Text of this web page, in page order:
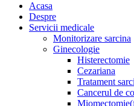
Acasa
Despre
Servicii medicale
Monitorizare sarcina
Ginecologie
Histerectomie
Cezariana
Tratament
Cancerul de